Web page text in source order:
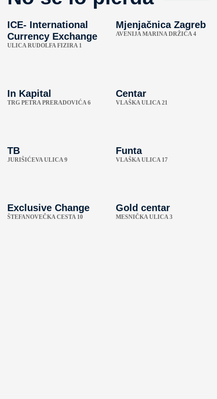
ICE- International
Currency Exchange
ULICA RUDOLFA FIZIRA 1
Mjenjačnica Zagreb
AVENIJA MARINA DRŽIĆA 4
In Kapital
TRG PETRA PRERADOVIĆA 6
Centar
VLAŠKA ULICA 21
TB
JURIŠIĆEVA ULICA 9
Funta
VLAŠKA ULICA 17
Exclusive Change
ŠTEFANOVEČKA CESTA 10
Gold centar
MESNIČKA ULICA 3